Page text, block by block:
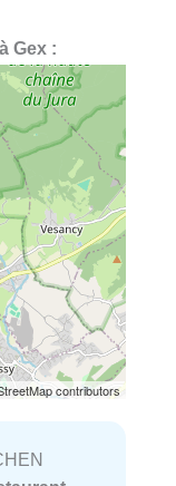
Gex :
contributors